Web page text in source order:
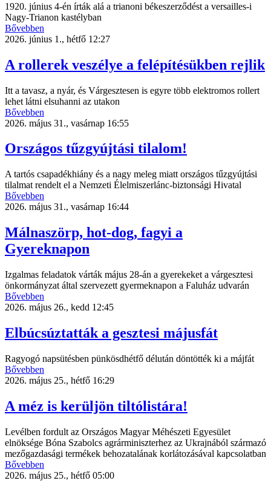
1920. június 4-én írták alá a trianoni békeszerződést a versailles-i
Nagy-Trianon kastélyban
Bővebben
2026. június 1., hétfő 12:27
A rollerek veszélye a felépítésükben rejlik
Itt a tavasz, a nyár, és Várgesztesen is egyre több elektromos rollert
lehet látni elsuhanni az utakon
Bővebben
2026. május 31., vasárnap 16:55
Országos tűzgyújtási tilalom!
A tartós csapadékhiány és a nagy meleg miatt országos tűzgyújtási
tilalmat rendelt el a Nemzeti Élelmiszerlánc-biztonsági Hivatal
Bővebben
2026. május 31., vasárnap 16:44
Málnaszörp, hot-dog, fagyi a
Gyereknapon
Izgalmas feladatok várták május 28-án a gyerekeket a várgesztesi
önkormányzat által szervezett gyermeknapon a Faluház udvarán
Bővebben
2026. május 26., kedd 12:45
Elbúcsúztatták a gesztesi májusfát
Ragyogó napsütésben pünkösdhétfő délután döntötték ki a májfát
Bővebben
2026. május 25., hétfő 16:29
A méz is kerüljön tiltólistára!
Levélben fordult az Országos Magyar Méhészeti Egyesület
elnöksége Bóna Szabolcs agrárminiszterhez az Ukrajnából származó
mezőgazdasági termékek behozatalának korlátozásával kapcsolatban
Bővebben
2026. május 25., hétfő 05:00